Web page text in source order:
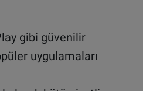
gibi güvenilir
uygulamaları